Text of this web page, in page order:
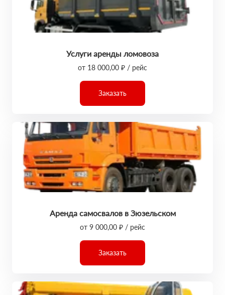
Услуги аренды ломовоза
от 18 000,00 ₽ / рейс
Заказать
Аренда самосвалов в Зюзельском
от 9 000,00 ₽ / рейс
Заказать